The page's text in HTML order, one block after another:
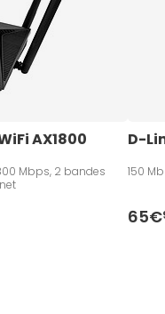
AX1800
Mbps, 2 bandes
D-
150
65€